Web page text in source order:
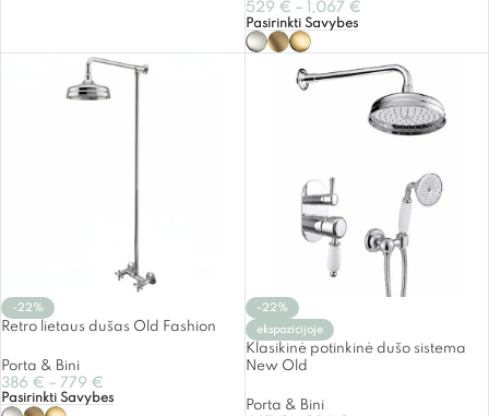
529 € – 1,067 €
Pasirinkti Savybes
-22%
Retro lietaus dušas Old Fashion
Porta & Bini
386 € – 779 €
Pasirinkti Savybes
-22%
ekspozicijoje
Klasikinė potinkinė dušo sistema
New Old
Porta & Bini